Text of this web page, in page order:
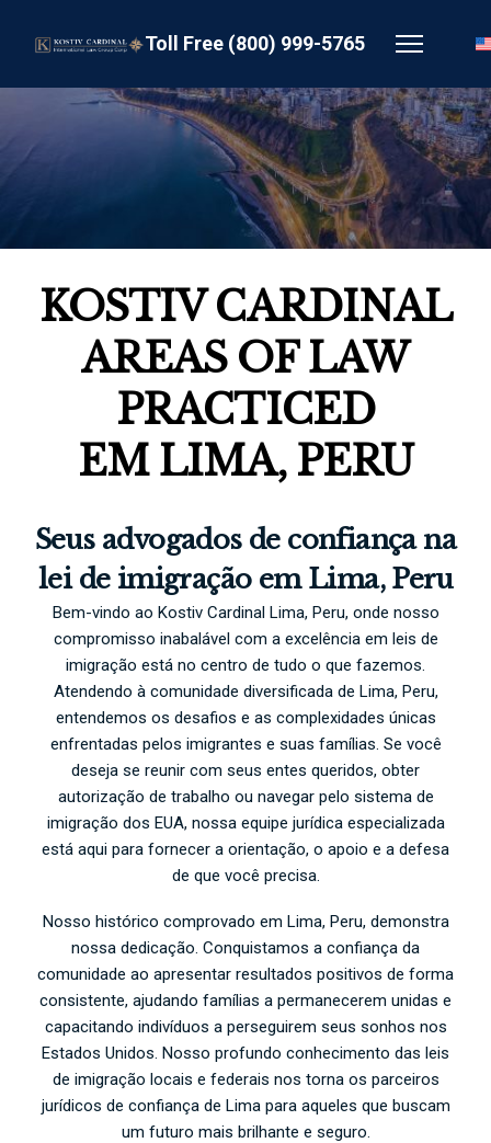
Toll Free (800) 999-5765
KOSTIV CARDINAL
AREAS OF LAW
PRACTICED
EM LIMA, PERU
Seus advogados de confiança na
lei de imigração em Lima, Peru
Bem-vindo ao Kostiv Cardinal Lima, Peru, onde nosso
compromisso inabalável com a excelência em leis de
imigração está no centro de tudo o que fazemos.
Atendendo à comunidade diversificada de Lima, Peru,
entendemos os desafios e as complexidades únicas
enfrentadas pelos imigrantes e suas famílias. Se você
deseja se reunir com seus entes queridos, obter
autorização de trabalho ou navegar pelo sistema de
imigração dos EUA, nossa equipe jurídica especializada
está aqui para fornecer a orientação, o apoio e a defesa
de que você precisa.
Nosso histórico comprovado em Lima, Peru, demonstra
nossa dedicação. Conquistamos a confiança da
comunidade ao apresentar resultados positivos de forma
consistente, ajudando famílias a permanecerem unidas e
capacitando indivíduos a perseguirem seus sonhos nos
Estados Unidos. Nosso profundo conhecimento das leis
de imigração locais e federais nos torna os parceiros
jurídicos de confiança de Lima para aqueles que buscam
um futuro mais brilhante e seguro.